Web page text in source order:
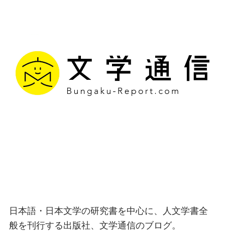
日本語・日本文学の研究書を中心に、人文学書全
般を刊行する出版社、文学通信のブログ。